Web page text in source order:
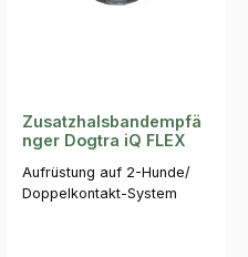
Zusatzhalsbandempfä
nger Dogtra iQ FLEX
Aufrüstung auf 2-Hunde/
Doppelkontakt-System